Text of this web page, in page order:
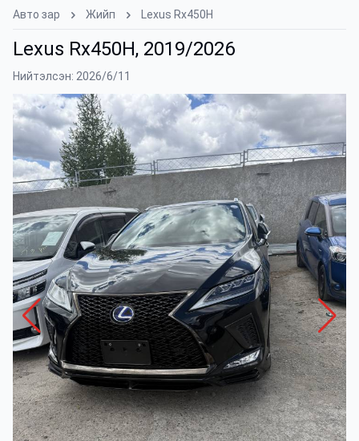
Авто зар Жийп Lexus Rx450H
Lexus Rx450H, 2019/2026
Нийтэлсэн: 2026/6/11